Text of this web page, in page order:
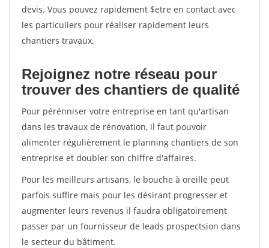
devis. Vous pouvez rapidement $etre en contact avec
les particuliers pour réaliser rapidement leurs
chantiers travaux.
Rejoignez notre réseau pour
trouver des chantiers de qualité
Pour pérénniser votre entreprise en tant qu'artisan
dans les travaux de rénovation, il faut pouvoir
alimenter régulièrement le planning chantiers de son
entreprise et doubler son chiffre d'affaires.
Pour les meilleurs artisans, le bouche à oreille peut
parfois suffire mais pour les désirant progresser et
augmenter leurs revenus il faudra obligatoirement
passer par un fournisseur de leads prospectsion dans
le secteur du bâtiment.